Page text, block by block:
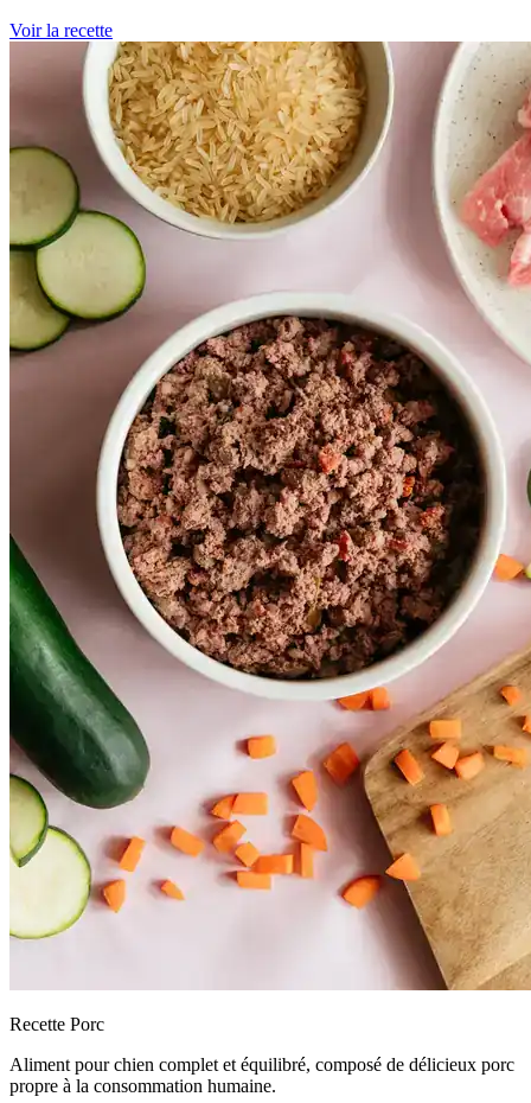
Voir la recette
Recette Porc
Aliment pour chien complet et équilibré, composé de délicieux porc
propre à la consommation humaine.